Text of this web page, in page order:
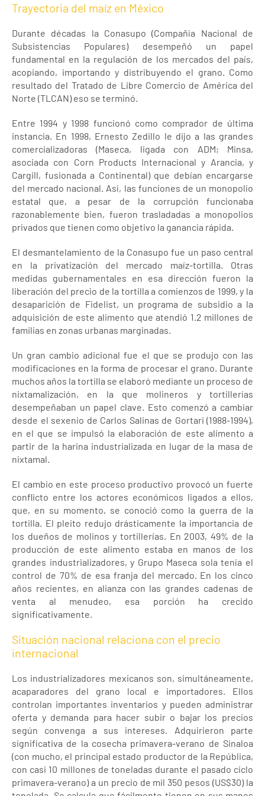
Trayectoria del maíz en México
Durante décadas la Conasupo (Compañía Nacional de
Subsistencias Populares) desempeñó un papel
fundamental en la regulación de los mercados del país,
acopiando, importando y distribuyendo el grano. Como
resultado del Tratado de Libre Comercio de América del
Norte (TLCAN) eso se terminó.
Entre 1994 y 1998 funcionó como comprador de última
instancia. En 1998, Ernesto Zedillo le dijo a las grandes
comercializadoras (Maseca, ligada con ADM; Minsa,
asociada con Corn Products Internacional y Arancia, y
Cargill, fusionada a Continental) que debían encargarse
del mercado nacional. Así, las funciones de un monopolio
estatal que, a pesar de la corrupción funcionaba
razonablemente bien, fueron trasladadas a monopolios
privados que tienen como objetivo la ganancia rápida.
El desmantelamiento de la Conasupo fue un paso central
en la privatización del mercado maíz-tortilla. Otras
medidas gubernamentales en esa dirección fueron la
liberación del precio de la tortilla a comienzos de 1999, y la
desaparición de Fidelist, un programa de subsidio a la
adquisición de este alimento que atendió 1.2 millones de
familias en zonas urbanas marginadas.
Un gran cambio adicional fue el que se produjo con las
modificaciones en la forma de procesar el grano. Durante
muchos años la tortilla se elaboró mediante un proceso de
nixtamalización, en la que molineros y tortillerías
desempeñaban un papel clave. Esto comenzó a cambiar
desde el sexenio de Carlos Salinas de Gortari (1988-1994),
en el que se impulsó la elaboración de este alimento a
partir de la harina industrializada en lugar de la masa de
nixtamal.
El cambio en este proceso productivo provocó un fuerte
conflicto entre los actores económicos ligados a ellos,
que, en su momento, se conoció como la guerra de la
tortilla. El pleito redujo drásticamente la importancia de
los dueños de molinos y tortillerías. En 2003, 49% de la
producción de este alimento estaba en manos de los
grandes industrializadores, y Grupo Maseca sola tenía el
control de 70% de esa franja del mercado. En los cinco
años recientes, en alianza con las grandes cadenas de
venta al menudeo, esa porción ha crecido
significativamente.
Situación nacional relaciona con el precio
internacional
Los industrializadores mexicanos son, simultáneamente,
acaparadores del grano local e importadores. Ellos
controlan importantes inventarios y pueden administrar
oferta y demanda para hacer subir o bajar los precios
según convenga a sus intereses. Adquirieron parte
significativa de la cosecha primavera-verano de Sinaloa
(con mucho, el principal estado productor de la República,
con casi 10 millones de toneladas durante el pasado ciclo
primavera-verano) a un precio de mil 350 pesos (US$30) la